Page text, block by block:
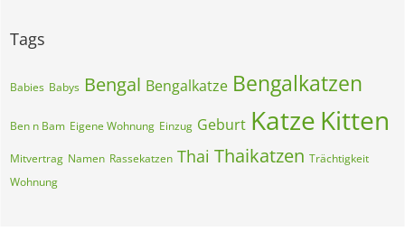
Tags
Babies Babys Bengal Bengalkatze Bengalkatzen
Ben n Bam Eigene Wohnung Einzug Geburt Katze Kitten
Mitvertrag Namen Rassekatzen Thai Thaikatzen Trächtigkeit
Wohnung